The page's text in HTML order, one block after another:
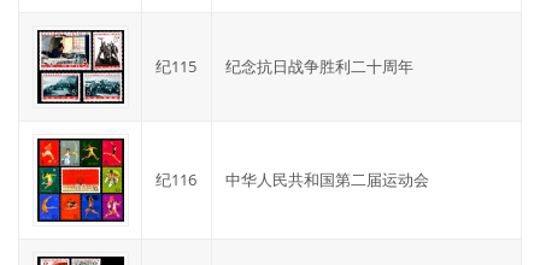
纪115 纪念抗日战争胜利二十周年
纪116 中华人民共和国第二届运动会